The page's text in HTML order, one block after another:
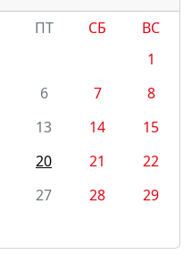
ПТ СБ
ВС
1
6 7
8
13 14
15
20 21
22
27 28
29